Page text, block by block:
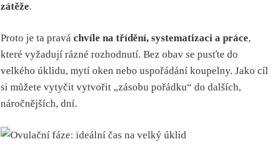
zátěže.
Proto je ta pravá chvíle na třídění, systematizaci a práce,
které vyžadují rázné rozhodnutí. Bez obav se pusťte do
velkého úklidu, mytí oken nebo uspořádání koupelny. Jako cíl
si můžete vytyčit vytvořit „zásobu pořádku“ do dalších,
náročnějších, dní.